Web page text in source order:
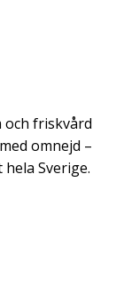
och friskvård
omnejd –
Sverige.